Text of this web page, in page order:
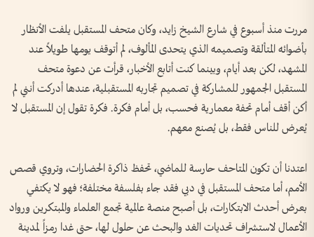
مررت منذ أسبوع في شارع الشيخ زايد، وكان متحف المستقبل يلفت الأنظار
بأضوائه المتألقة وتصميمه الذي يتحدى المألوف، لم أتوقف يومها طويلاً عند
المشهد، لكن بعد أيام، وبينما كنت أتابع الأخبار، قرأت عن دعوة متحف
المستقبل الجمهور للمشاركة في تصميم تجاربه المستقبلية، عندها أدركت أنني لم
أكن أقف أمام تحفة معمارية فحسب، بل أمام فكرة. فكرة تقول إن المستقبل لا
يُعرض للناس فقط، بل يُصنع معهم.
اعتدنا أن تكون المتاحف حارسة للماضي، تحفظ ذاكرة الحضارات، وتروي قصص
الأمم، أما متحف المستقبل في دبي فقد جاء بفلسفة مختلفة؛ فهو لا يكتفي
بعرض أحدث الابتكارات، بل أصبح منصة عالمية تجمع العلماء والمبتكرين ورواد
الأعمال لاستشراف تحديات الغد والبحث عن حلول لها، حتى غدا رمزاً لمدينة